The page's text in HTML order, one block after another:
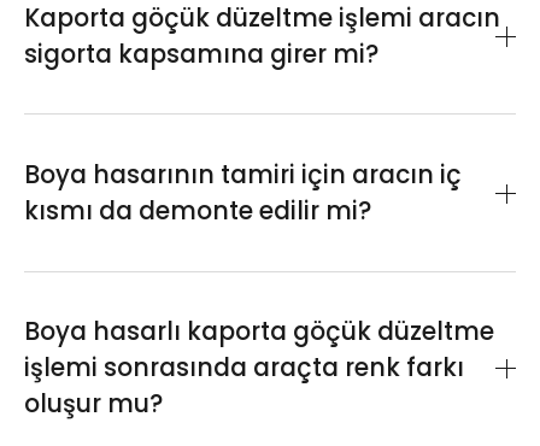
alabilirsiniz. Uzmanlarımız hasarı inceledikten
sonra tamirin tahmini süresiyle ilgili sizi
vernik uygulanmasıyla kaporta, çevresel
etkilere karşı daha dayanıklı hale gelir.
Kaporta göçük düzeltme işlemi aracın
sigorta kapsamına girer mi?
hasar kategorisindedir; sigorta poliçesinin
teminat limitleri ve kasko koşullarına bağlı
Boya hasarının tamiri için aracın iç
kısmı da demonte edilir mi?
kısımlarda söküm yapılmaz; sadece lokal
bakım ve boya gerekirse uygulanır.
Boya hasarlı kaporta göçük düzeltme
işlemi sonrasında araçta renk farkı
oluşur mu?